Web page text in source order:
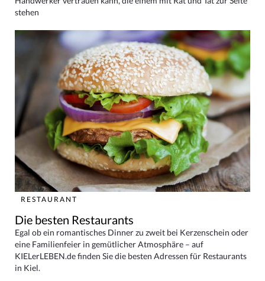
stehen
RESTAURANT
Die besten Restaurants
Egal ob ein romantisches Dinner zu zweit bei Kerzenschein oder
eine Familienfeier in gemütlicher Atmosphäre – auf
KIELerLEBEN.de finden Sie die besten Adressen für Restaurants
in Kiel.